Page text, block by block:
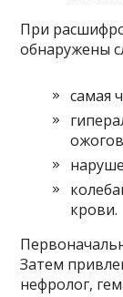
При
обнаружены
самая
крови.
Затем
нефролог,